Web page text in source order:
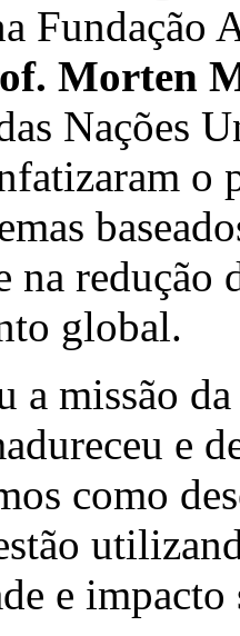
Morten
Nações
o
na redução
global.
a missão
e
como
e